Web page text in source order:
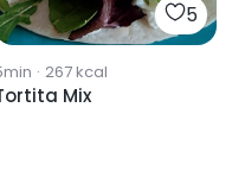
5
· 267kcal
Mix